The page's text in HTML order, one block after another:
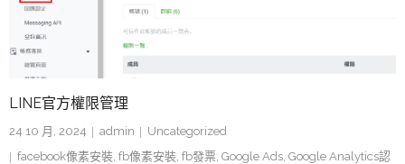
LINE官方權限管理
24 10 月, 2024 admin
Uncategorized
facebook像素安裝 fb像素安裝 fb發票 Google Ads Google Analytics認